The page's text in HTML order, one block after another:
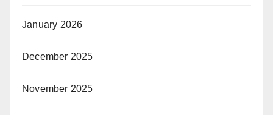
January 2026
December 2025
November 2025